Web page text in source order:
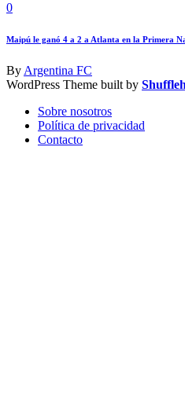
0
Maipú le ganó 4 a 2 a Atlanta en la Primera
ByArgentina FC
WordPress Theme built by
Sobre nosotros
Política de privacidad
Contacto